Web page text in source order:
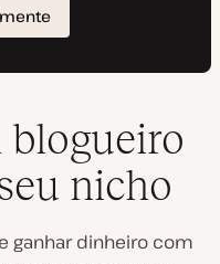
blogueiro
nicho
ganhar dinheiro com